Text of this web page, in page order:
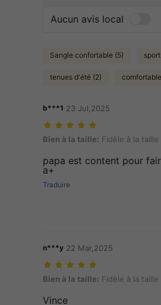
Aucun avis local
Sangle confortable (5)
tenues d'été (2)
b***1 23 Jul,2025
Bien à la taille: Fidèle à la taille,
Bien à la taille: Fidèle à la taille
papa est content pour
a+
Traduire
n***y 22 Mar,2025
Bien à la taille: Fidèle à la taille,
Bien à la taille: Fidèle à la taille
Vince